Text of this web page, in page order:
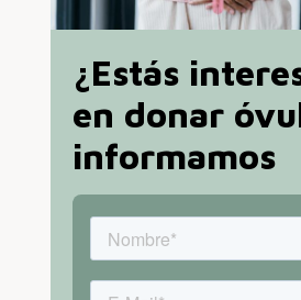
¿Estás
en donar
informamos